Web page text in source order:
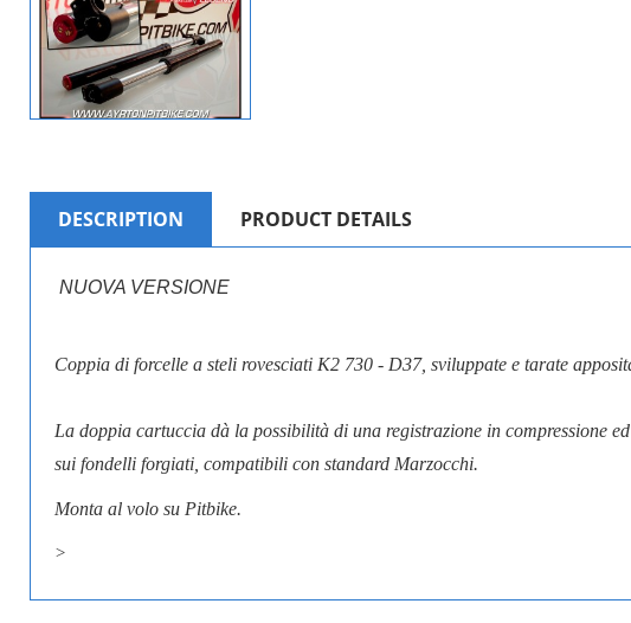
DESCRIPTION PRODUCT DETAILS
NUOVA VERSIONE
Coppia di forcelle a steli rovesciati K2 730 - D37, sviluppate e tarate
La doppia cartuccia dà la possibilità di una registrazione in compressione
sui fondelli forgiati, compatibili con standard Marzocchi.
Monta al volo su Pitbike.
>